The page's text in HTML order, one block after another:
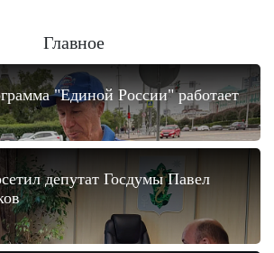
Главное
"Единой России" работает
депутат Госдумы Павел